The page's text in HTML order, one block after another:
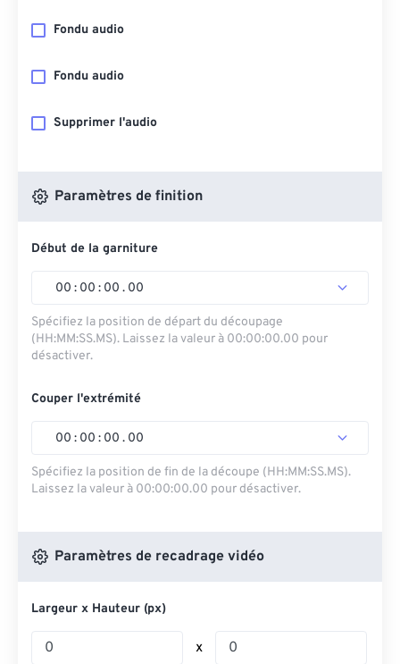
Fondu audio
Fondu audio
Supprimer l'audio
Paramètres de finition
Début de la garniture
00 : 00 : 00 . 00
Spécifiez la position de départ du découpage
(HH:MM:SS.MS). Laissez la valeur à 00:00:00.00 pour
désactiver.
Couper l'extrémité
00 : 00 : 00 . 00
Spécifiez la position de fin de la découpe (HH:MM:SS.MS).
Laissez la valeur à 00:00:00.00 pour désactiver.
Paramètres de recadrage vidéo
Largeur x Hauteur (px)
x